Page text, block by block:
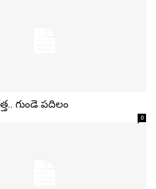
గుండె పదిలం
0